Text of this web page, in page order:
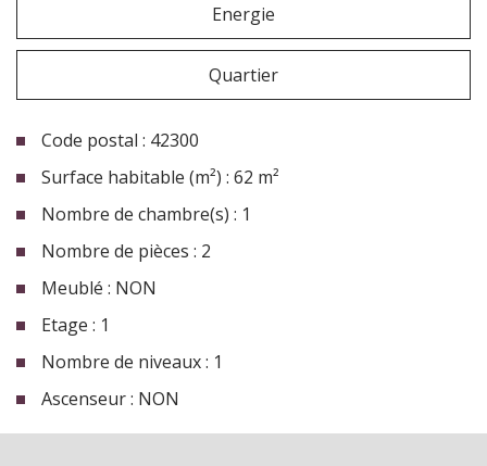
Energie
Quartier
Code postal : 42300
Surface habitable (m²) : 62 m²
Nombre de chambre(s) : 1
Nombre de pièces : 2
Meublé : NON
Etage : 1
Nombre de niveaux : 1
Ascenseur : NON
la ville de roanne (42300)